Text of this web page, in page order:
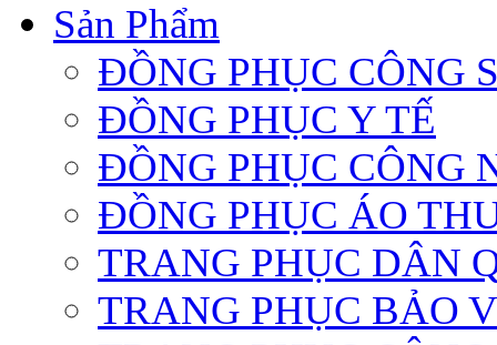
Sản Phẩm
ĐỒNG PHỤC CÔNG
ĐỒNG PHỤC Y TẾ
ĐỒNG PHỤC CÔNG
ĐỒNG PHỤC ÁO
TRANG PHỤC DÂN
TRANG PHỤC BẢO